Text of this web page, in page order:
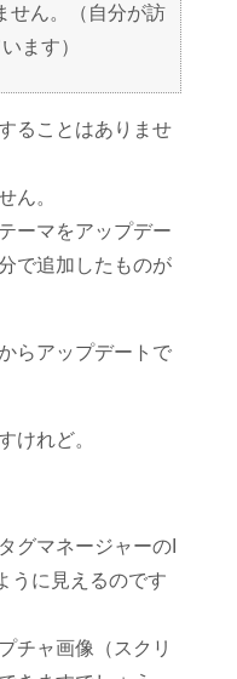
せん。（自分が訪
ます）
ることはありませ
ん。
ーマをアップデー
で追加したものが
らアップデートで
けれど。
グマネージャーのI
うに見えるのです
チャ画像（スクリ